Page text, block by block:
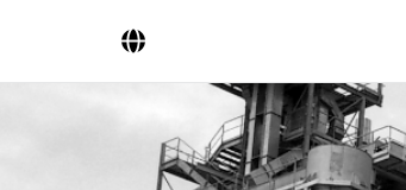
Unternehmen
Geschäftsfelder